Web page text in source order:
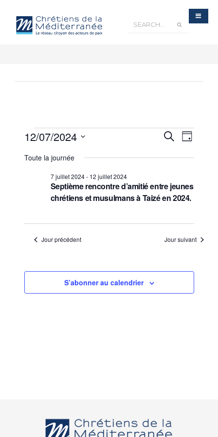
Recherche
et
navigation
Recherche
de
Jour
12/07/2024
une
Toute la journée
Septième rencontre d’amitié entre jeunes
chrétiens et musulmans à Taizé en 2024.
7 juillet 2024- 12 juillet 2024
Jour précédent Jour suivant
S’abonner au calendrier